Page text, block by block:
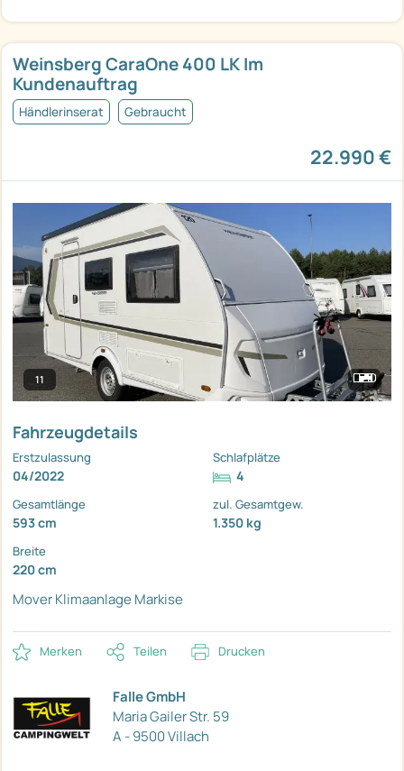
Weinsberg CaraOne 400 LK Im
Kundenauftrag
Händlerinserat Gebraucht
22.990 €
11
Fahrzeugdetails
Erstzulassung
04/2022
Schlafplätze
4
Gesamtlänge
593 cm
zul. Gesamtgew.
1.350 kg
Breite
220 cm
MoverKlimaanlage Markise
Merken Teilen Drucken
Falle GmbH
Maria Gailer Str. 59
A - 9500 Villach